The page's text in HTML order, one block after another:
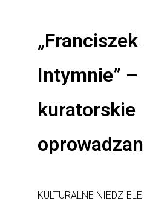
Intymnie” –
kuratorskie
KULTURALNE NIEDZIELE